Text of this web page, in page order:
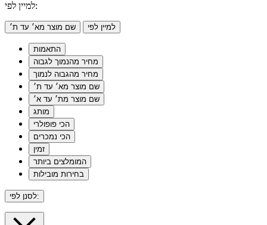
למיין לפי:
שם מוצר מא׳ עד ת׳ למיין לפי
התאמות
מחיר מהנמוך לגבוה
מחיר מהגבוה לנמוך
שם מוצר מא׳ עד ת׳
שם מוצר מת׳ עד א׳
מותג
הכי פופולרי
הכי נמכרים
זמין
המומלצים ביותר
בחירות מובילות
לסנן לפי: